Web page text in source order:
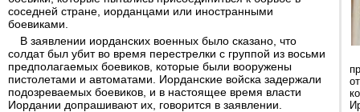
соседней стране, иорданцами или иностранными
боевиками.
В заявлении иорданских военных было сказано, что
солдат был убит во время перестрелки с группой из восьми
предполагаемых боевиков, которые были вооружены
пистолетами и автоматами. Иорданские войска задержали
подозреваемых боевиков, и в настоящее время власти
Иордании допрашивают их, говорится в заявлении.